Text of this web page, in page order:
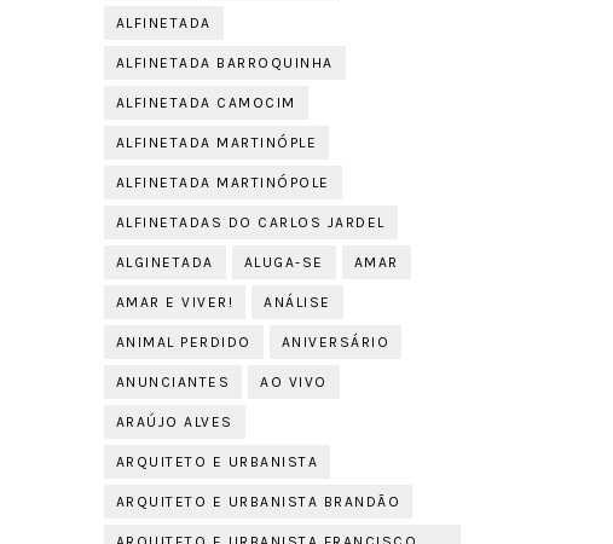
ALFINETADA
ALFINETADA BARROQUINHA
ALFINETADA CAMOCIM
ALFINETADA MARTINÓPLE
ALFINETADA MARTINÓPOLE
ALFINETADAS DO CARLOS JARDEL
ALGINETADA ALUGA-SE AMAR
AMAR E VIVER! ANÁLISE
ANIMAL PERDIDO ANIVERSÁRIO
ANUNCIANTES AO VIVO
ARAÚJO ALVES
ARQUITETO E URBANISTA
ARQUITETO E URBANISTA BRANDÃO